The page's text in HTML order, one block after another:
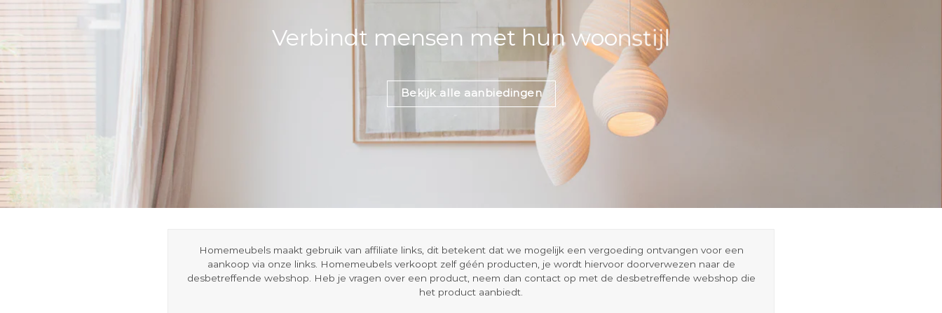
Verbindt mensen met hun woonstijl
Bekijk alle aanbiedingen
Homemeubels maakt gebruik van affiliate links, dit betekent dat we mogelijk een vergoeding ontvangen voor een
aankoop via onze links. Homemeubels verkoopt zelf géén producten, je wordt hiervoor doorverwezen naar de
desbetreffende webshop. Heb je vragen over een product, neem dan contact op met de desbetreffende webshop die
het product aanbiedt.